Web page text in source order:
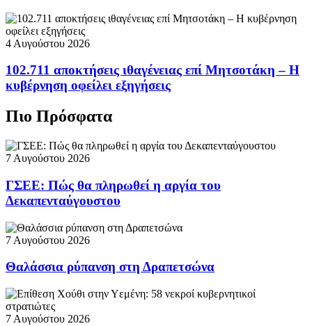
4 Αυγούστου 2026
102.711 αποκτήσεις ιθαγένειας επί Μητσοτάκη – Η
κυβέρνηση οφείλει εξηγήσεις
Πιο Πρόσφατα
7 Αυγούστου 2026
ΓΣΕΕ: Πώς θα πληρωθεί η αργία του
Δεκαπενταύγουστου
7 Αυγούστου 2026
Θαλάσσια ρύπανση στη Δραπετσώνα
7 Αυγούστου 2026